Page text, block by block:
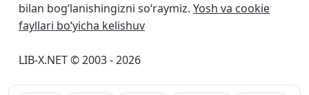
bilan bog‘lanishingizni so‘raymiz. Yosh va cookie
fayllari bo‘yicha kelishuv
LIB-X.NET © 2003 - 2026